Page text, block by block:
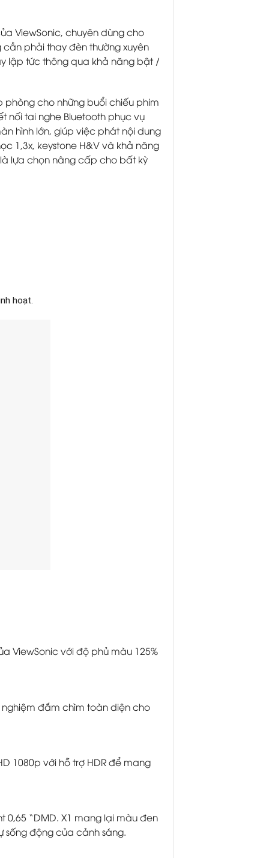
ViewSonic, chuyên dùng cho
cần phải thay đèn thường xuyên
lập tức thông qua khả năng bật /
cho những buổi chiếu phim
nối tai nghe Bluetooth phục vụ
hình lớn, giúp việc phát nội dung
1,3x, keystone H&V và khả năng
lựa chọn nâng cấp cho bất kỳ
hoạt.
ViewSonic với độ phủ màu 125%
đắm chìm toàn diện cho
1080p với hỗ trợ HDR để mang
0,65 “DMD. X1 mang lại màu đen
động của cảnh sáng.